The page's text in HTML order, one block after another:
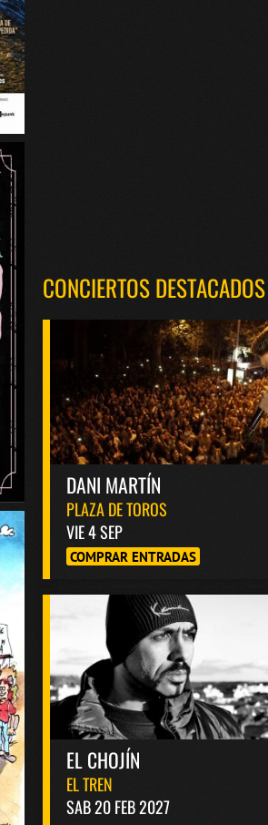
CONCIERTOS DESTACADOS
DANI MARTÍN
PLAZA DE TOROS
VIE 4 SEP
COMPRAR ENTRADAS
EL CHOJÍN
EL TREN
SAB 20 FEB 2027